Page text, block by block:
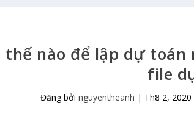
thế nào để lập dự
file
Đăng bởi nguyentheanh | Th8 2, 2020